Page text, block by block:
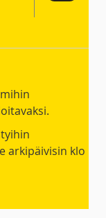
arkipäivisin klo